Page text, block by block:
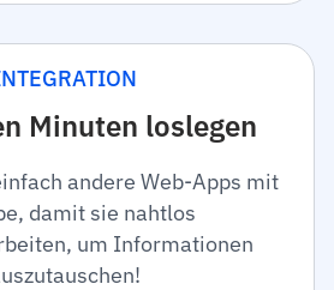
Minuten loslegen
andere Web-Apps mit
damit sie nahtlos
um Informationen